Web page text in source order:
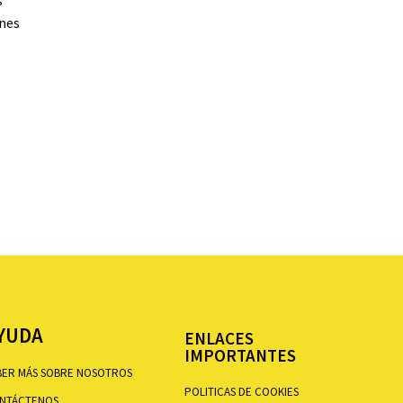
MÁS SOBRE NOSOTROS
ENLACES
IMPORTANTES
POLITICAS DE COOKIES